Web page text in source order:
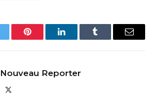
Pinterest LinkedInTumblr Email
Reporter